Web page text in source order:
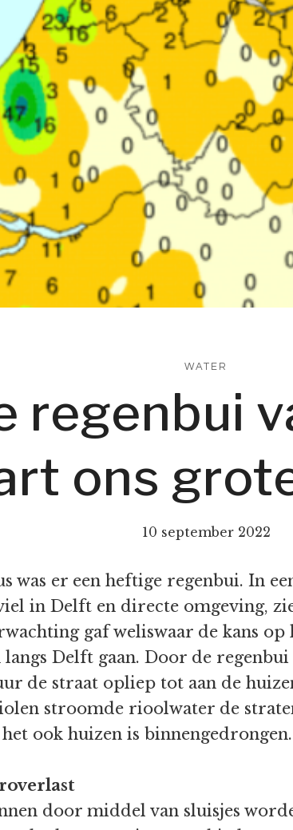
WATER
regenbui
ons
10 september 2022
was er een heftige regenbui. In
in Delft en directe omgeving,
gaf weliswaar de kans
Delft gaan. Door de
de straat opliep tot aan de
stroomde rioolwater de
ook huizen is binnengedrongen.
door middel van sluisjes